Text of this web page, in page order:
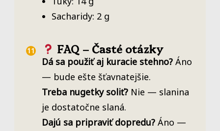
Sacharidy: 2 g
FAQ – Časté otázky
Dá sa použiť aj kuracie stehno? Áno
— bude ešte šťavnatejšie.
Treba nugetky soliť? Nie — slanina
je dostatočne slaná.
Dajú sa pripraviť dopredu? Áno —